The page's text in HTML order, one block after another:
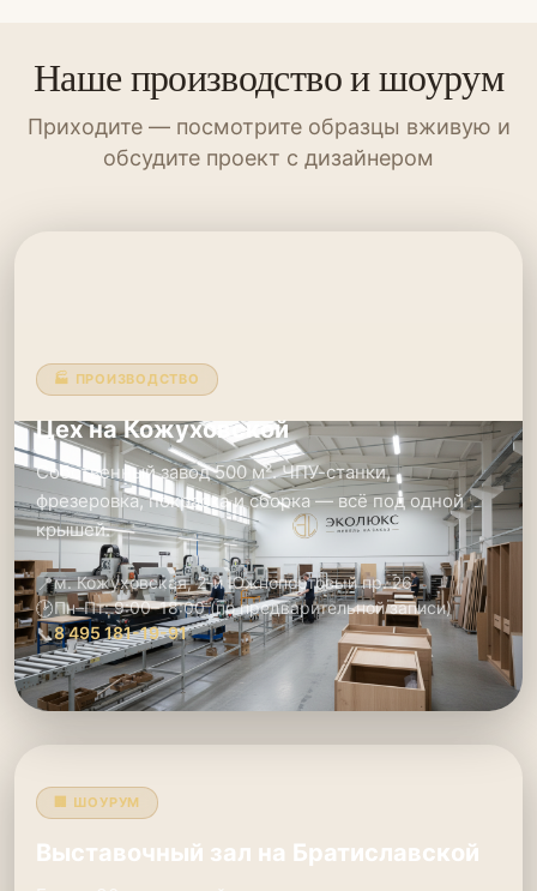
Наше производство и шоурум
Приходите — посмотрите образцы вживую и
обсудите проект с дизайнером
🏭 ПРОИЗВОДСТВО
Цех на Кожуховской
Собственный завод 500 м². ЧПУ-станки,
фрезеровка, покраска и сборка — всё под одной
крышей.
📍м. Кожуховская, 2-й Южнопортовый пр. 26
🕑Пн–Пт: 9:00–18:00 (по предварительной записи)
📞8 495 181-19-91
🏢 ШОУРУМ
Выставочный зал на Братиславской